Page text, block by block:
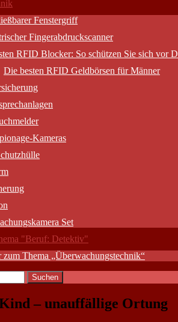
Fenstergriff
Fingerabdruckscanner
RFID Blocker: So schützen Sie sich vor
Die besten RFID Geldbörsen für Männer
Kameras
Set
"Beruf: Detektiv"
zum Thema „Überwachungstechnik“
– unauffällige Ortung